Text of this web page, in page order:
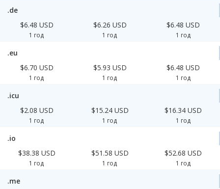
.de
$6.48 USD
1 год
$6.26 USD
1 год
$6.48 USD
1 год
.eu
$6.70 USD
1 год
$5.93 USD
1 год
$6.48 USD
1 год
.icu
$2.08 USD
1 год
$15.24 USD
1 год
$16.34 USD
1 год
.io
$38.38 USD
1 год
$51.58 USD
1 год
$52.68 USD
1 год
.me